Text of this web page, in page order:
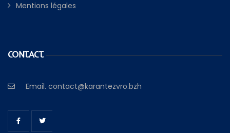
Mentions légales
CONTACT
Email. contact@karantezvro.bzh